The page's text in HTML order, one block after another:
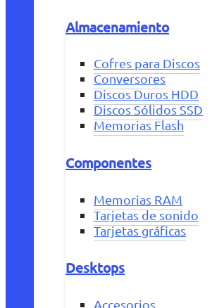
Almacenamiento
Cofres para Discos
Conversores
Discos Duros HDD
Discos Sólidos SSD
Memorias Flash
Componentes
Memorias RAM
Tarjetas de sonido
Tarjetas gráficas
Desktops
Accesorios